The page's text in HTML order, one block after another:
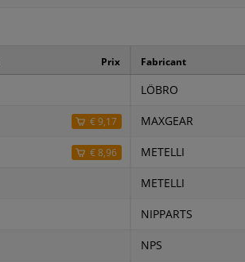
Prix
€ 9,17
€ 8,96
Fabricant
LÖBRO
MAXGEAR
METELLI
METELLI
NIPPARTS
NPS